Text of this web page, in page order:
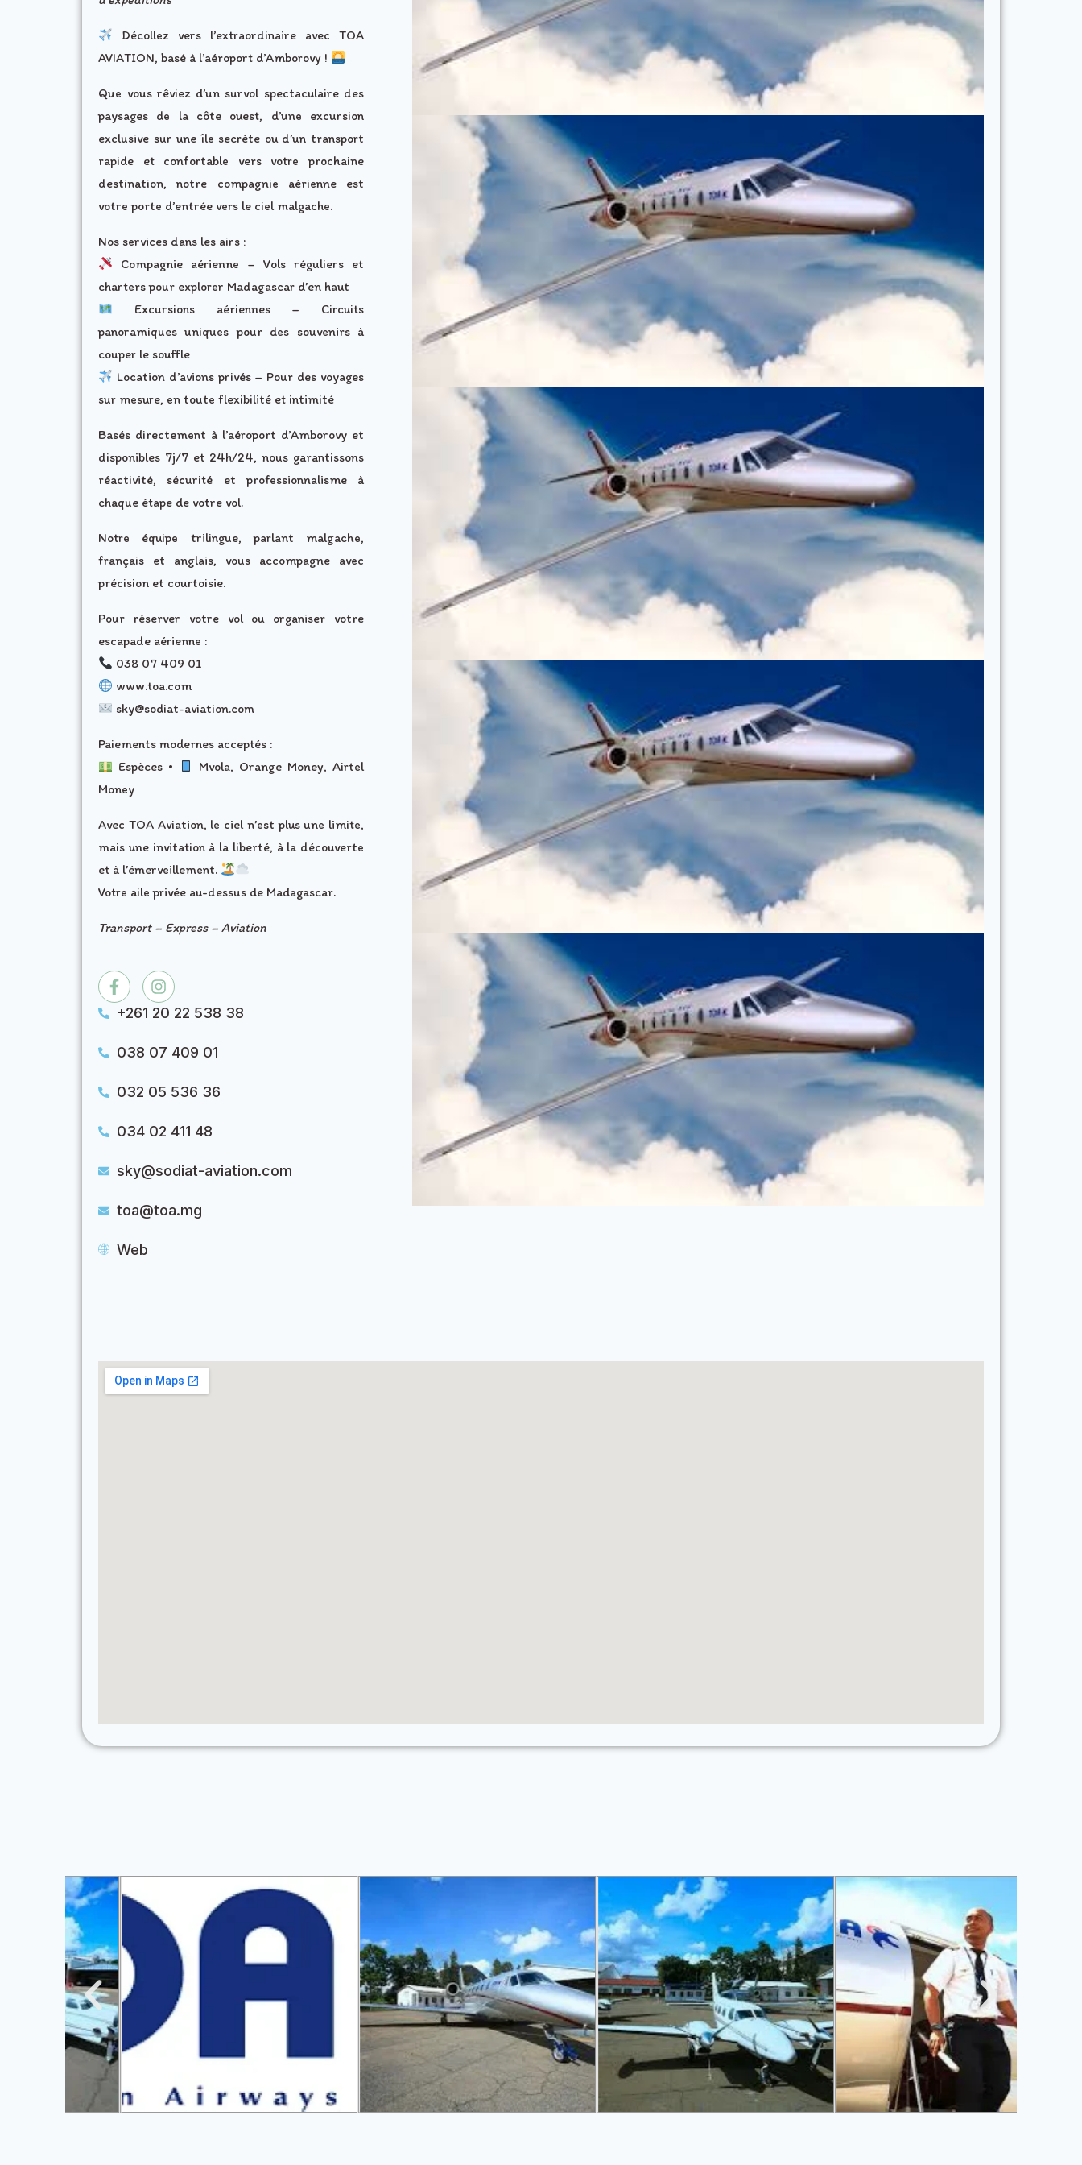
Décollez vers l’extraordinaire avec TOA
AVIATION, basé à l’aéroport d’Amborovy !
Que vous rêviez d’un survol spectaculaire des
paysages de la côte ouest, d’une excursion
exclusive sur une île secrète ou d’un transport
rapide et confortable vers votre prochaine
destination, notre compagnie aérienne est
votre porte d’entrée vers le ciel malgache.
Nos services dans les airs :
Compagnie aérienne – Vols réguliers et
charters pour explorer Madagascar d’en haut
Excursions aériennes – Circuits
panoramiques uniques pour des souvenirs à
couper le souffle
Location d’avions privés – Pour des voyages
sur mesure, en toute flexibilité et intimité
Basés directement à l’aéroport d’Amborovy et
disponibles 7j/7 et 24h/24, nous garantissons
réactivité, sécurité et professionnalisme à
chaque étape de votre vol.
Notre équipe trilingue, parlant malgache,
français et anglais, vous accompagne avec
précision et courtoisie.
Pour réserver votre vol ou organiser votre
escapade aérienne :
038 07 409 01
www.toa.com
sky@sodiat-aviation.com
Paiements modernes acceptés :
Espèces •
Mvola, Orange Money, Airtel
Money
Avec TOA Aviation, le ciel n’est plus une limite,
mais une invitation à la liberté, à la découverte
et à l’émerveillement.
Votre aile privée au-dessus de Madagascar.
Transport – Express –Aviation
+261 20 22 538 38
038 07 409 01
032 05 536 36
034 02 411 48
sky@sodiat-aviation.com
toa@toa.mg
Web